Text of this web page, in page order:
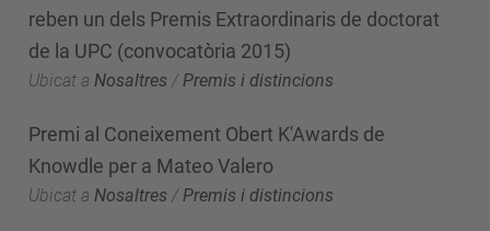
reben un dels Premis Extraordinaris de doctorat
de la UPC (convocatòria 2015)
Ubicat a Nosaltres /Premis i distincions
Premi al Coneixement Obert K'Awards de
Knowdle per a Mateo Valero
Ubicat a Nosaltres / Premis i distincions